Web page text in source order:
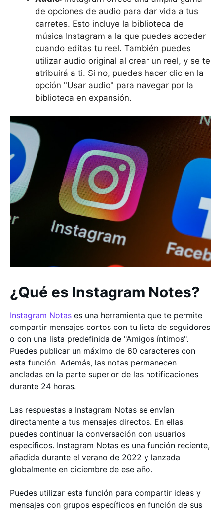
de opciones de audio para dar vida a tus
carretes. Esto incluye la biblioteca de
música Instagram a la que puedes acceder
cuando editas tu reel. También puedes
utilizar audio original al crear un reel, y se te
atribuirá a ti. Si no, puedes hacer clic en la
opción "Usar audio" para navegar por la
biblioteca en expansión.
¿Qué es Instagram Notes?
Instagram Notas es una herramienta que te permite
compartir mensajes cortos con tu lista de seguidores
o con una lista predefinida de "Amigos íntimos".
Puedes publicar un máximo de 60 caracteres con
esta función. Además, las notas permanecen
ancladas en la parte superior de las notificaciones
durante 24 horas.
Las respuestas a Instagram Notas se envían
directamente a tus mensajes directos. En ellas,
puedes continuar la conversación con usuarios
específicos. Instagram Notas es una función reciente,
añadida durante el verano de 2022 y lanzada
globalmente en diciembre de ese año.
Puedes utilizar esta función para compartir ideas y
mensajes con grupos específicos en función de sus